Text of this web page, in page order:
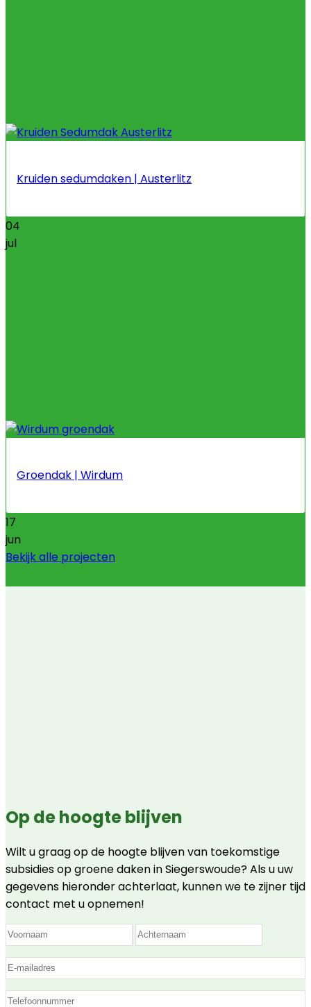
Kruiden sedumdaken | Austerlitz
04
jul
Groendak | Wirdum
17
jun
Bekijk alle projecten
Op de hoogte blijven
Wilt u graag op de hoogte blijven van toekomstige
subsidies op groene daken in Siegerswoude? Als u uw
gegevens hieronder achterlaat, kunnen we te zijner tijd
contact met u opnemen!
Naam(Vereist) Voornaam
E-
mailadres(Vereist)
Telefoon(Vereist)